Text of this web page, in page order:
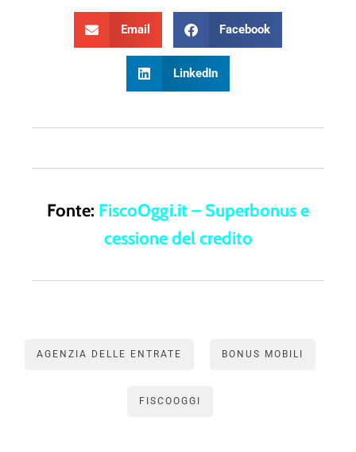
Email Facebook
LinkedIn
Fonte: FiscoOggi.it – Superbonus e
cessione del credito
AGENZIA DELLE ENTRATE BONUS MOBILI
FISCOOGGI